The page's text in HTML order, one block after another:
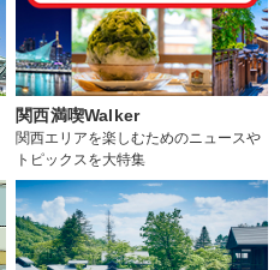
関西満喫Walker
関西エリアを楽しむためのニュースや
トピックスを大特集